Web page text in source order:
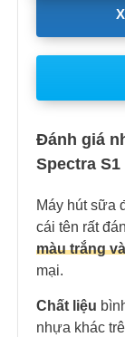
Đánh giá
Spectra S1
Máy hút sữa
cái tên rất
màu trắng
mại.
Chất liệu
nhựa khác